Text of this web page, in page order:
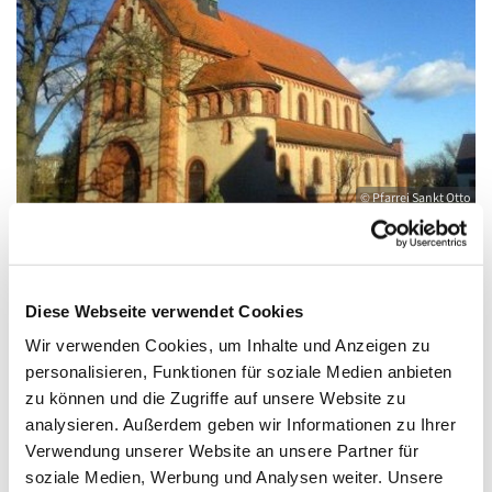
Diese Webseite verwendet Cookies
Wir verwenden Cookies, um Inhalte und Anzeigen zu
personalisieren, Funktionen für soziale Medien anbieten
zu können und die Zugriffe auf unsere Website zu
analysieren. Außerdem geben wir Informationen zu Ihrer
Verwendung unserer Website an unsere Partner für
soziale Medien, Werbung und Analysen weiter. Unsere
© Pfarrei Sankt Otto
Sonntag, 9. Januar 2028, 09:00 - 10:00 Uhr
Anklam, Salvator, Friedländer Straße 33,
17389 Anklam